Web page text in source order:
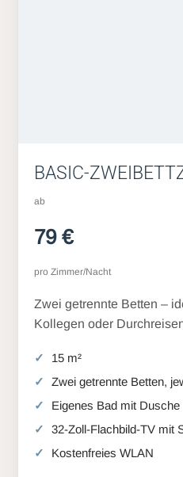
BASIC-
ab
79 €
pro Zimmer/Nacht
Zwei getrennte Betten –
Kollegen oder
15 m²
Zwei getrennte Betten,
Eigenes Bad mit Dusche
32-Zoll-Flachbild-TV mit
Kostenfreies WLAN